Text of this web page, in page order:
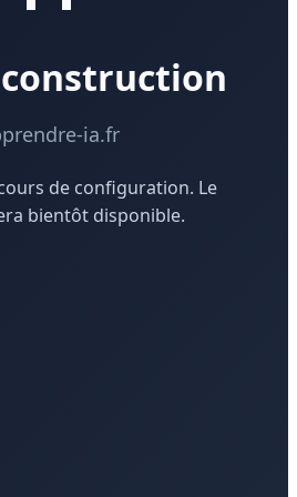
ia.fr
de configuration. Le
bientôt disponible.